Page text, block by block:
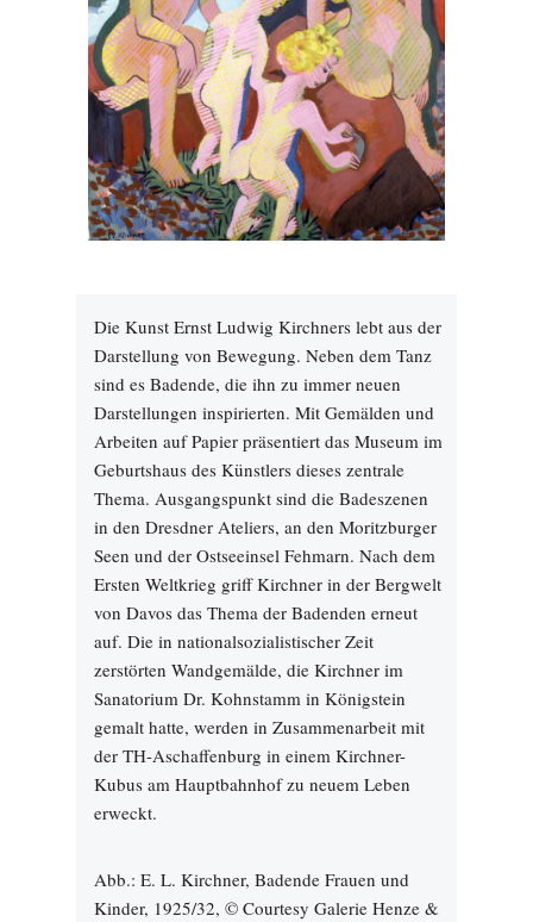
Die Kunst Ernst Ludwig Kirchners lebt aus der
Darstellung von Bewegung. Neben dem Tanz
sind es Badende, die ihn zu immer neuen
Darstellungen inspirierten. Mit Gemälden und
Arbeiten auf Papier präsentiert das Museum im
Geburtshaus des Künstlers dieses zentrale
Thema. Ausgangspunkt sind die Badeszenen
in den Dresdner Ateliers, an den Moritzburger
Seen und der Ostseeinsel Fehmarn. Nach dem
Ersten Weltkrieg griff Kirchner in der Bergwelt
von Davos das Thema der Badenden erneut
auf. Die in nationalsozialistischer Zeit
zerstörten Wandgemälde, die Kirchner im
Sanatorium Dr. Kohnstamm in Königstein
gemalt hatte, werden in Zusammenarbeit mit
der TH-Aschaffenburg in einem Kirchner-
Kubus am Hauptbahnhof zu neuem Leben
erweckt.
Abb.: E. L. Kirchner, Badende Frauen und
Kinder, 1925/32, © Courtesy Galerie Henze &